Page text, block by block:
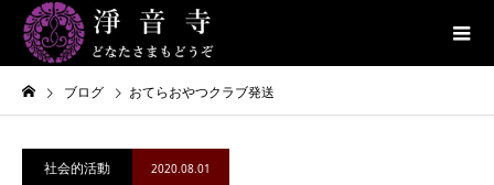
ブログ おてらおやつクラブ発送
社会的活動 2020.08.01